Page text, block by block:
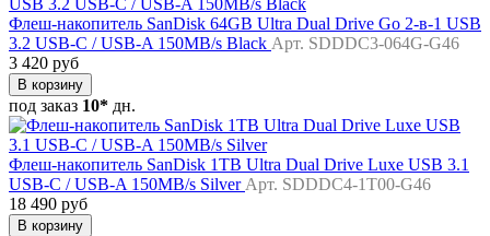
Флеш-накопитель SanDisk 64GB Ultra Dual Drive Go 2-в-1 USB
3.2 USB-C / USB-A 150MB/s Black Арт. SDDDC3-064G-G46
3 420 руб
В корзину
под заказ 10* дн.
Флеш-накопитель SanDisk 1TB Ultra Dual Drive Luxe USB 3.1
USB-C / USB-A 150MB/s Silver Арт. SDDDC4-1T00-G46
18 490 руб
В корзину